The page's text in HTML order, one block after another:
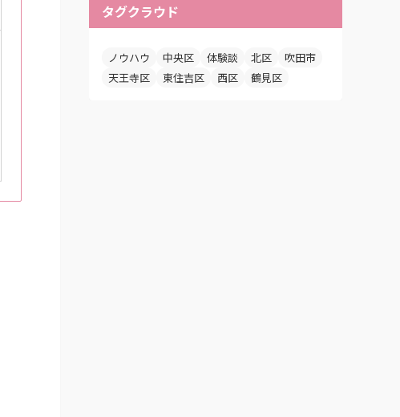
タグクラウド
ノウハウ 中央区 体験談 北区
吹田市
天王寺区
東住吉区 西区 鶴見区